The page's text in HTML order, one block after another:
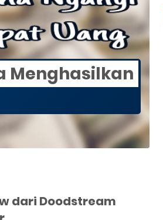
Menghasilkan
dari Doodstream